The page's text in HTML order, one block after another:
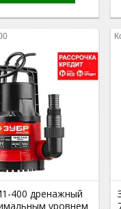
400 дренажный
уровнем